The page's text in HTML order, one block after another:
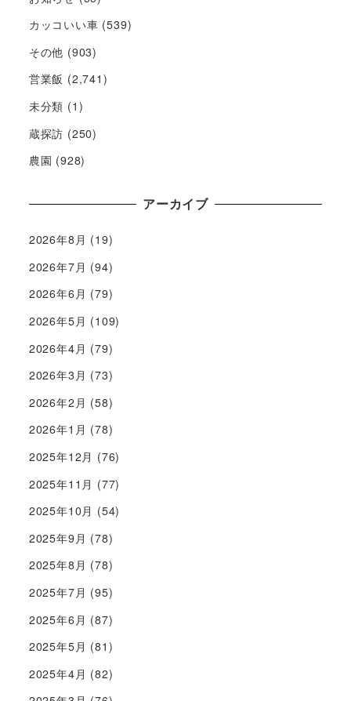
カッコいい車 (539)
その他 (903)
営業飯 (2,741)
未分類 (1)
蔵探訪 (250)
農園 (928)
アーカイブ
2026年8月 (19)
2026年7月 (94)
2026年6月 (79)
2026年5月 (109)
2026年4月 (79)
2026年3月 (73)
2026年2月 (58)
2026年1月 (78)
2025年12月 (76)
2025年11月 (77)
2025年10月 (54)
2025年9月 (78)
2025年8月 (78)
2025年7月 (95)
2025年6月 (87)
2025年5月 (81)
2025年4月 (82)